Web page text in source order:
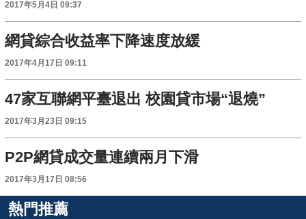
2017年5月4日 09:37
網貸綜合收益率下降速度放緩
2017年4月17日 09:11
47家互聯網平臺退出 校園貸市場“退燒”
2017年3月23日 09:15
P2P網貸成交量連續兩月下滑
2017年3月17日 08:56
熱門推薦